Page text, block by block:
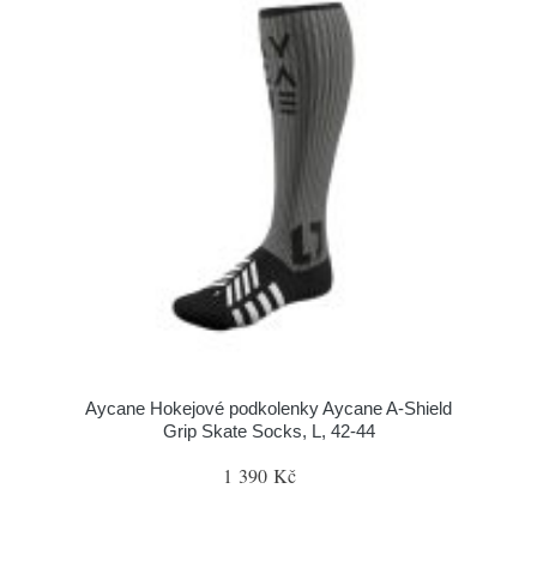
Aycane Hokejové podkolenky Aycane A-Shield
Grip Skate Socks, L, 42-44
1 390 Kč